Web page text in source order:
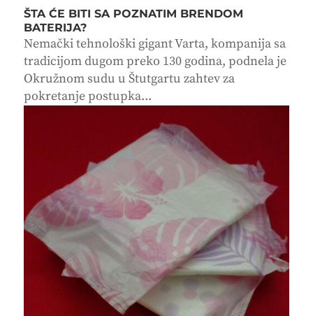
ŠTA ĆE BITI SA POZNATIM BRENDOM
BATERIJA?
Nemački tehnološki gigant Varta, kompanija sa
tradicijom dugom preko 130 godina, podnela je
Okružnom sudu u Štutgartu zahtev za
pokretanje postupka...